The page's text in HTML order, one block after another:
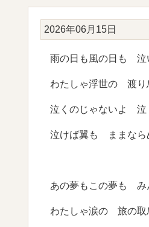
2026年06月15日
雨の日も風の日も 泣
わたしゃ浮世の 渡り
泣くのじゃないよ 泣
泣けば翼も ままなら
あの夢もこの夢も み
わたしゃ涙の 旅の取